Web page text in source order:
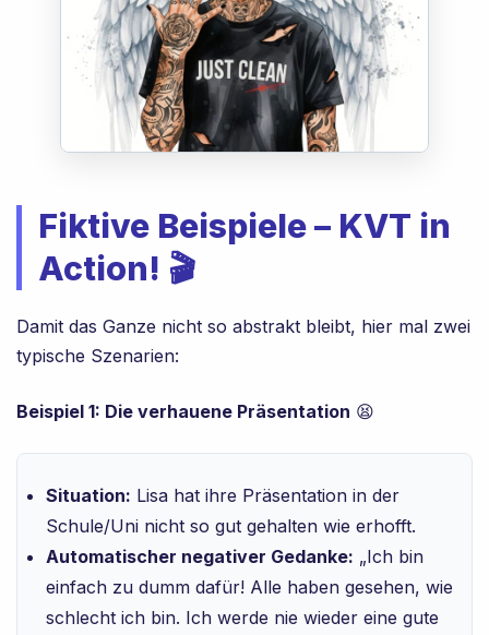
Fiktive Beispiele – KVT in
Action! 🎬
Damit das Ganze nicht so abstrakt bleibt, hier mal zwei
typische Szenarien:
Beispiel 1: Die verhauene Präsentation 😫
Situation: Lisa hat ihre Präsentation in der
Schule/Uni nicht so gut gehalten wie erhofft.
Automatischer negativer Gedanke: „Ich bin
einfach zu dumm dafür! Alle haben gesehen, wie
schlecht ich bin. Ich werde nie wieder eine gute